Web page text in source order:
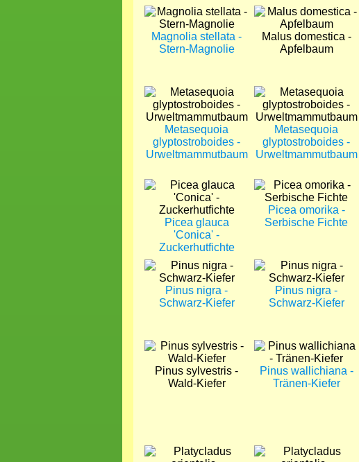
Bild
Magnolia stellata -
Stern-Magnolie
Bild
Malus domestica -
Apfelbaum
Bild
Metasequoia
glyptostroboides -
Urweltmammutbaum
Bild
Metasequoia
glyptostroboides -
Urweltmammutbaum
Bild
Picea glauca
'Conica' -
Zuckerhutfichte
Bild
Picea omorika -
Serbische Fichte
Bild
Pinus nigra -
Schwarz-Kiefer
Bild
Pinus nigra -
Schwarz-Kiefer
Bild
Pinus sylvestris -
Wald-Kiefer
Bild
Pinus wallichiana -
Tränen-Kiefer
Bild
Bild